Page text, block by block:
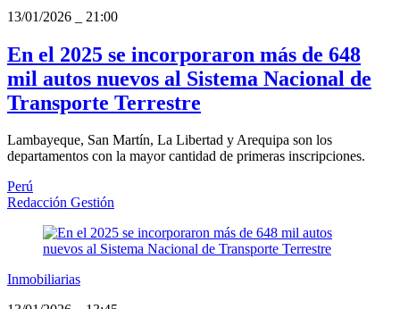
13/01/2026
21:00
En el 2025 se incorporaron más de 648
mil autos nuevos al Sistema Nacional de
Transporte Terrestre
Lambayeque, San Martín, La Libertad y Arequipa son los
departamentos con la mayor cantidad de primeras inscripciones.
Perú
Redacción Gestión
Inmobiliarias